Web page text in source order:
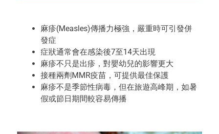
麻疹(Measles)傳播力極強，嚴重時可引發併
發症
症狀通常會在感染後7至14天出現
麻疹不只是出疹，對嬰幼兒的影響更大
接種兩劑MMR疫苗，可提供最佳保護
麻疹不是季節性病毒，但在旅遊高峰期，如暑
假或節日期間較容易傳播